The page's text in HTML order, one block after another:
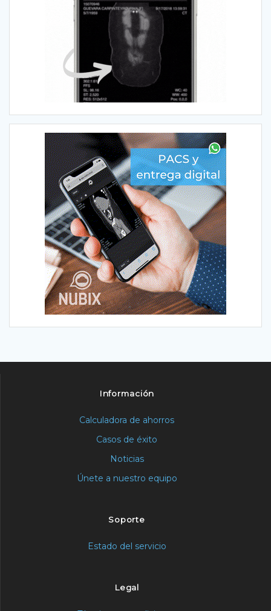
Información
Calculadora de ahorros
Casos de éxito
Noticias
Únete a nuestro equipo
Soporte
Estado del servicio
Legal